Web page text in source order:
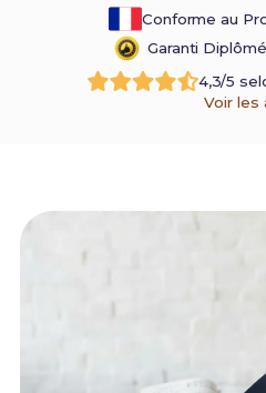
Conforme au
Garanti
4,3/5
Voir les